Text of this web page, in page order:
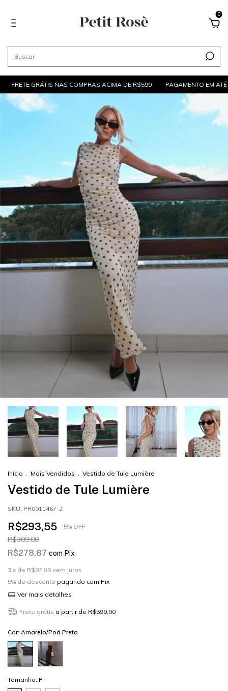
0
FRETE GRÁTIS NAS COMPRAS ACIMA DE R$599 PAGAMENTO EM ATÉ
Início . Mais Vendidos . Vestido de Tule Lumière
Vestido de Tule Lumière
SKU: PR0911467-2
R$293,55 -5% OFF
R$309,00
R$278,87 com Pix
3 x de R$97,85 sem juros
5% de desconto pagando com Pix
Ver mais detalhes
Frete grátis a partir de R$599,00
Cor: Amarelo/Poá Preto
Tamanho: P